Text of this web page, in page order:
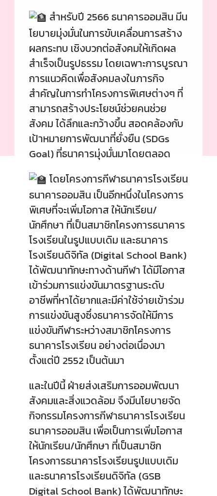
สำหรับปี 2566 ธนาคารออมสิน มีน
โยบายมุ่งมั่นในการขับเคลื่อนการสร้าง
ผลกระทบ เชิงบวกต่อสังคมให้เกิดผล
สำเร็จเป็นรูปธรรม โดยเฉพาะการบูรณา
การแนวคิดเพื่อสังคมลงในภารกิจ
สำคัญในการทำโครงการพิเศษต่างๆ ที่
สามารถสร้างประโยชน์ช่วยคนช่วย
สังคม ได้ลึกและกว้างขึ้น สอดคล้องกับ
เป้าหมายการพัฒนาที่ยั่งยืน (SDGs
Goal) ที่ธนาคารมุ่งมั่นมาโดยตลอด
โดยโครงการกีฬาธนาคารโรงเรียน
ธนาคารออมสิน เป็นอีกหนึ่งในโครงการ
พิเศษที่จะเพิ่มโอกาส ให้นักเรียน/
นักศึกษา ที่เป็นสมาชิกโครงการธนาคาร
โรงเรียนในรูปแบบเดิม และธนาคาร
โรงเรียนดิจิทัล (Digital School Bank)
ได้พัฒนาทักษะทางด้านกีฬา ได้มีโอกาส
เข้าร่วมการแข่งขันมาตรฐานระดับ
อาชีพที่หาได้ยากและมีค่าใช้จ่ายเข้าร่วม
การแข่งขันสูงซึ่งธนาคารจัดให้มีการ
แข่งขันกีฬาระหว่างสมาชิกโครงการ
ธนาคารโรงเรียน อย่างต่อเนื่องมา
ตั้งแต่ปี 2552 เป็นต้นมา
และในปีนี้ ฝ่ายส่งเสริมการออมพัฒนา
สังคมและสิ่งแวดล้อม จึงมีนโยบายจัด
กิจกรรมโครงการกีฬาธนาคารโรงเรียน
ธนาคารออมสิน เพื่อเป็นการเพิ่มโอกาส
ให้นักเรียน/นักศึกษา ที่เป็นสมาชิก
โครงการธนาคารโรงเรียนรูปแบบเดิม
และธนาคารโรงเรียนดิจิทัล (GSB
Digital School Bank) ได้พัฒนาทักษะ